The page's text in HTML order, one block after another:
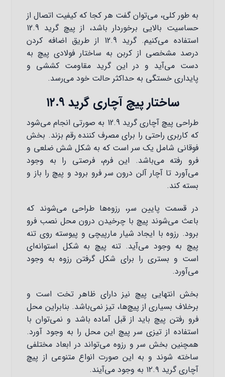
به طور کلی، می‌توان گفت هر کجا که کیفیت اتصال از
حساسیت بالایی برخوردار باشد، از پیچ گرید 12.9
استفاده می‌کنیم. گرید 12.9 از طریق اضافه کردن
درصد مشخصی از کربن به ساختار فولادی پیچ به
دست می‌‌آید و در این گرید مقاومت کششی و
پایداری خستگی به حداکثر حالت خود می‌رسد.
ساختار پیچ آچاری گرید ۱۲.۹
طراحی پیچ آچاری گرید 12.9 به صورتی انجام می‌شود
که کاربری راحتی را برای مصرف کننده رقم بزند. بخش
فوقانی شامل یک سر است که به شکل شش ضلعی و
فرو رفته می‌باشد. این فرم، فرصتی را به وجود
می‌آورد تا آچار آلن درون سر فرو برود و پیچ را باز و
بسته کند.
در قسمت پایین سر، رزوه‌ها طراحی می‌شوند که
باعث می‌شوند پیچ با چرخیدن درون محل نصب فرو
برود. رزوه‌ با ایجاد شیار مارپیچی و پیوسته روی تنه
پیچ به وجود می‌آید. تنه پیچ به شکل استوانه‌ای
است و بستری را برای شکل گرفتن رزوه به وجود
می‌آورد.
بخش انتهایی پیچ نیز دارای ظاهر تخت است و
برخلاف بسیاری از پیچ‌ها، تیز نمی‌باشد. بنابراین محل
فرو رفتن پیچ باید از قبل آماده باشد و نمی‌توان با
استفاده از تیزی سر پیچ این محل را به وجود آورد.
همچنین بخش سر و رزوه می‌تواند در ابعاد مختلفی
ساخته شوند و به این صورت انواع متنوعی از پیچ
آچاری گرید ۱۲.۹ به وجود می‌آیند.